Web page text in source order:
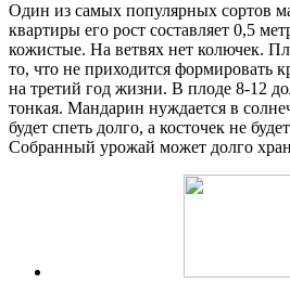
Один из самых популярных сортов
квартиры его рост составляет 0,5
кожистые. На ветвях нет колючек.
то, что не приходится формировать
на третий год жизни. В плоде 8-12
тонкая. Мандарин нуждается в
будет спеть долго, а косточек не
Собранный урожай может долго